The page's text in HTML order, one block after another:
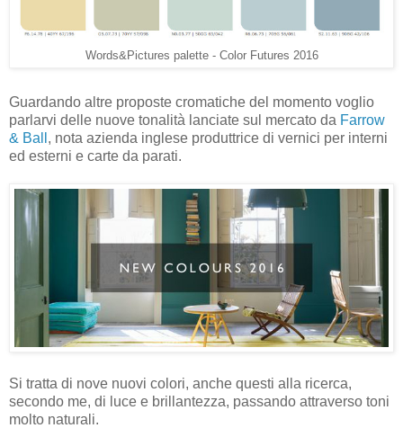
Words&Pictures palette - Color Futures 2016
Guardando altre proposte cromatiche del momento voglio
parlarvi delle nuove tonalità lanciate sul mercato da Farrow
& Ball , nota azienda inglese produttrice di vernici per interni
ed esterni e carte da parati.
Si tratta di nove nuovi colori, anche questi alla ricerca,
secondo me, di luce e brillantezza, passando attraverso toni
molto naturali.